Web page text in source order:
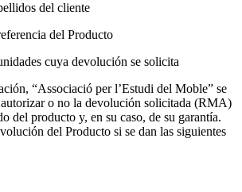
del cliente
del Producto
cuya devolución se solicita
“Associació per l’Estudi del Moble” se
autorizar o no la devolución solicitada (RMA)
del producto y, en su caso, de su garantía.
del Producto si se dan las siguientes